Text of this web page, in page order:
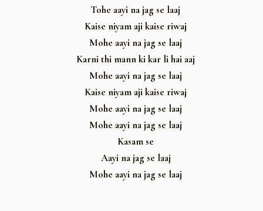
Tohe aayi na jag se laaj
Kaise niyam aji kaise riwaj
Mohe aayi na jag se laaj
Karni thi mann ki kar li hai aaj
Mohe aayi na jag se laaj
Kaise niyam aji kaise riwaj
Mohe aayi na jag se laaj
Mohe aayi na jag se laaj
Kasam se
Aayi na jag se laaj
Mohe aayi na jag se laaj